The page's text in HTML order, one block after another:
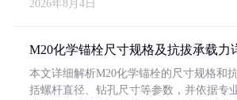
2026年8月4日
M20化学锚栓尺寸规格及抗拔承载力
本文详细解析M20化学锚栓的尺寸规格和
括螺杆直径、钻孔尺寸等参数，并依据专